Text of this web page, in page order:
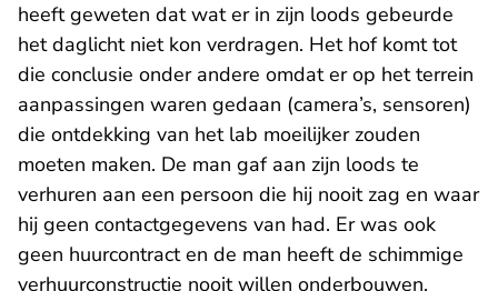
heeft geweten dat wat er in zijn loods gebeurde
het daglicht niet kon verdragen. Het hof komt tot
die conclusie onder andere omdat er op het terrein
aanpassingen waren gedaan (camera’s, sensoren)
die ontdekking van het lab moeilijker zouden
moeten maken. De man gaf aan zijn loods te
verhuren aan een persoon die hij nooit zag en waar
hij geen contactgegevens van had. Er was ook
geen huurcontract en de man heeft de schimmige
verhuurconstructie nooit willen onderbouwen.